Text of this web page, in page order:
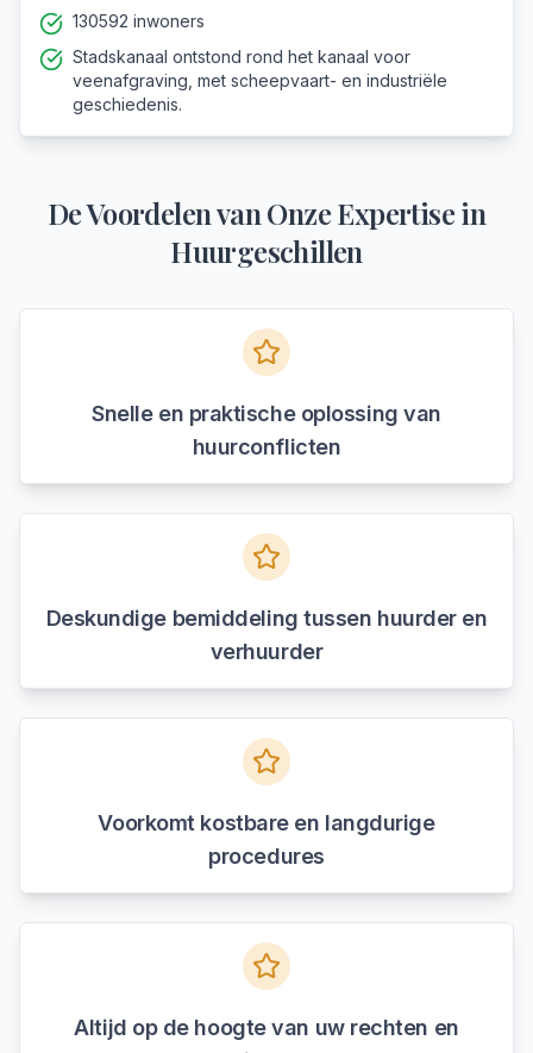
130592 inwoners
Stadskanaal ontstond rond het kanaal voor
veenafgraving, met scheepvaart- en industriële
geschiedenis.
De Voordelen van Onze Expertise in
Huurgeschillen
Snelle en praktische oplossing van
huurconflicten
Deskundige bemiddeling tussen huurder en
verhuurder
Voorkomt kostbare en langdurige
procedures
Altijd op de hoogte van uw rechten en